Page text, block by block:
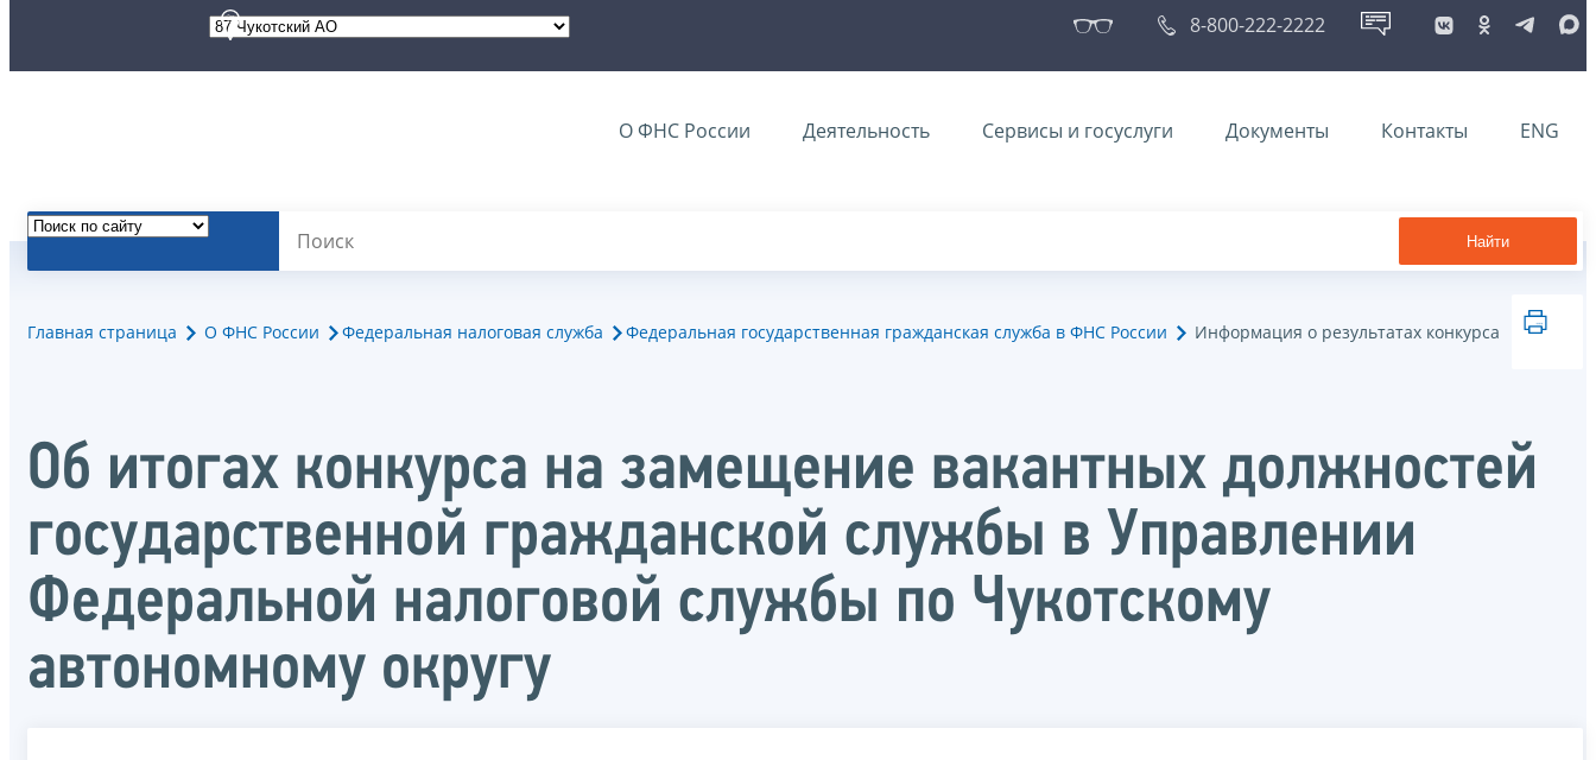
8-800-222-2222
О ФНС России Деятельность Сервисы и госуслуги Документы Контакты ENG
Найти
Главная страница О ФНС России Федеральная налоговая служба Федеральная государственная гражданская служба в ФНС России Информация о результатах конкурса
Об итогах конкурса на замещение вакантных должностей
государственной гражданской службы в Управлении
Федеральной налоговой службы по Чукотскому
автономному округу